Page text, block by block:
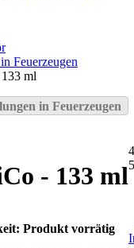
Feuerzeugen
ml
in Feuerzeugen
- 133 ml
Produkt vorrätig